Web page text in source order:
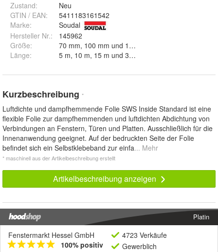
Zustand:
Neu
GTIN / EAN:
5411183161542
Marke:
Soudal
Hersteller Nr.:
145962
Größe:
70 mm, 100 mm und 150 mm
Länge: 5 m, 10 m, 15 m und 30 m
Kurzbeschreibung *
Luftdichte und dampfhemmende Folie SWS Inside Standard ist eine
flexible Folie zur dampfhemmenden und luftdichten Abdichtung von
Verbindungen an Fenstern, Türen und Platten. Ausschließlich für die
Innenanwendung geeignet. Auf der bedruckten Seite der Folie
befindet sich ein Selbstklebeband zur einfa... Mehr
* maschinell aus der Artikelbeschreibung erstellt
Artikelbeschreibung anzeigen
Platin
Fenstermarkt Hessel GmbH
100% positiv
4723 Verkäufe
Gewerblich